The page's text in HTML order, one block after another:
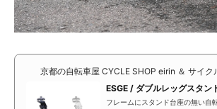
京都の自転車屋 CYCLE SHOP eirin ＆ サイク
ESGE / ダブルレッグスタン
フレームにスタンド台座の無い自